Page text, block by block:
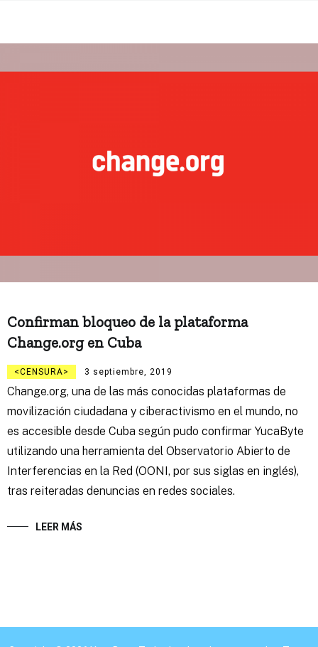
Confirman bloqueo de la plataforma
Change.org en Cuba
CENSURA 3 septiembre, 2019
Change.org, una de las más conocidas plataformas de
movilización ciudadana y ciberactivismo en el mundo, no
es accesible desde Cuba según pudo confirmar YucaByte
utilizando una herramienta del Observatorio Abierto de
Interferencias en la Red (OONI, por sus siglas en inglés),
tras reiteradas denuncias en redes sociales.
LEER MÁS